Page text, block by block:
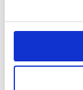
Bu çerezlere
daha iyi reklam
amacımızın
olduğunu ve